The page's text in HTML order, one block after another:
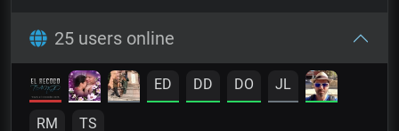
25 users online
ED DD DO JL
RM TS